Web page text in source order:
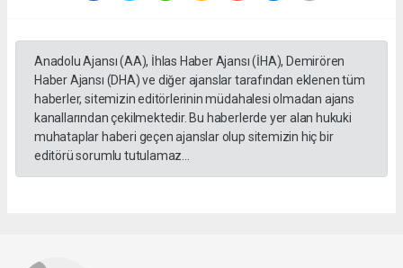
Anadolu Ajansı (AA), İhlas Haber Ajansı (İHA), Demirören
Haber Ajansı (DHA) ve diğer ajanslar tarafından eklenen tüm
haberler, sitemizin editörlerinin müdahalesi olmadan ajans
kanallarından çekilmektedir. Bu haberlerde yer alan hukuki
muhataplar haberi geçen ajanslar olup sitemizin hiç bir
editörü sorumlu tutulamaz...